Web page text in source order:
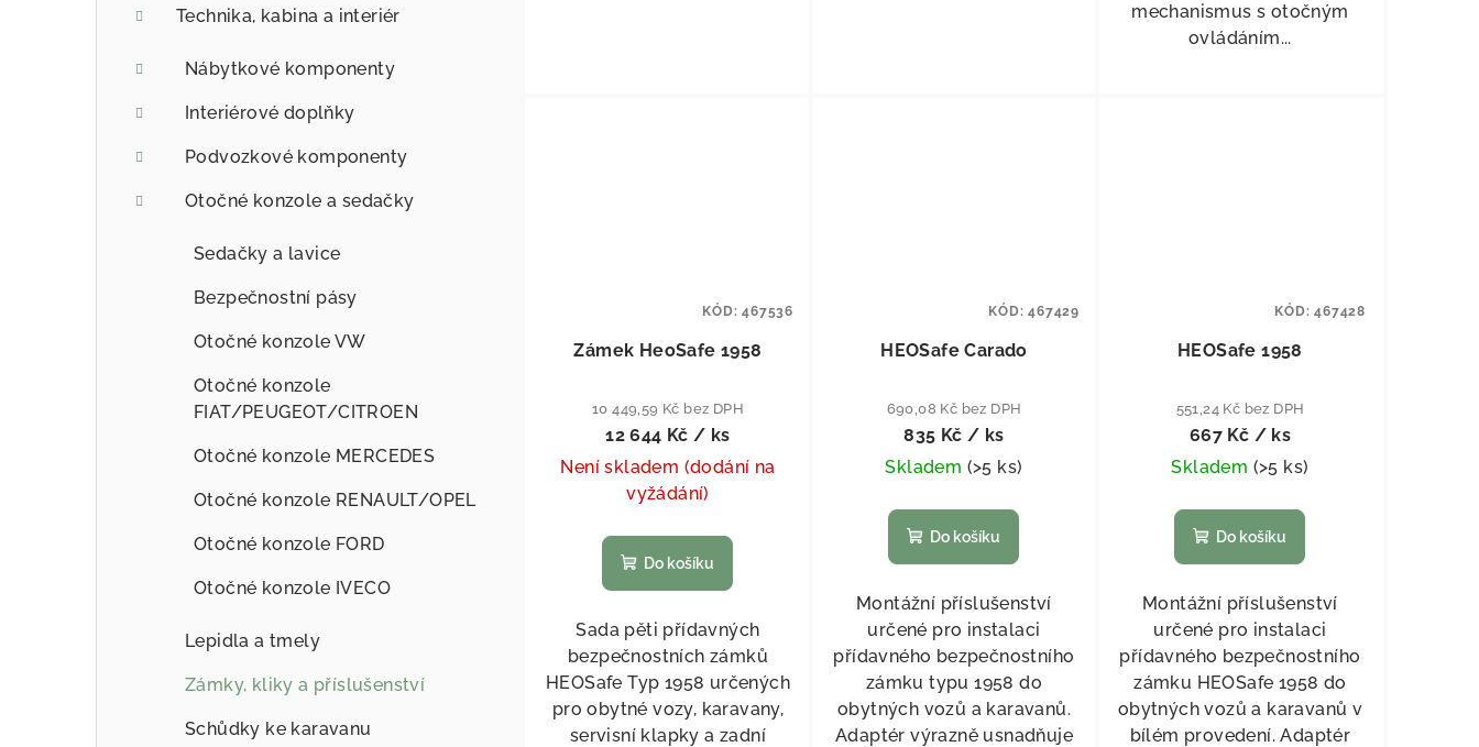
Technika, kabina a interiér
Nábytkové komponenty
Interiérové doplňky
Podvozkové komponenty
Otočné konzole a sedačky
Sedačky a lavice
Bezpečnostní pásy
Otočné konzole VW
Otočné konzole
FIAT/PEUGEOT/CITROEN
Otočné konzole MERCEDES
Otočné konzole RENAULT/OPEL
Otočné konzole FORD
Otočné konzole IVECO
Lepidla a tmely
Zámky, kliky a příslušenství
Schůdky ke karavanu
mechanismus s otočným
ovládáním...
Zámek HeoSafe 1958
10 449,59 Kč bez DPH
12 644 Kč / ks
Není skladem (dodání na
vyžádání)
Do košíku
Sada pěti přídavných
bezpečnostních zámků
HEOSafe Typ 1958 určených
pro obytné vozy, karavany,
servisní klapky a zadní
KÓD:467536
HEOSafe Carado
690,08 Kč bez DPH
835 Kč / ks
Skladem (>5 ks)
Do košíku
Montážní příslušenství
určené pro instalaci
přídavného bezpečnostního
zámku typu 1958 do
obytných vozů a karavanů.
Adaptér výrazně usnadňuje
KÓD:467429
HEOSafe 1958
551,24 Kč bez DPH
667 Kč / ks
Skladem (>5 ks)
Do košíku
Montážní příslušenství
určené pro instalaci
přídavného bezpečnostního
zámku HEOSafe 1958 do
obytných vozů a karavanů v
bílém provedení. Adaptér
KÓD:467428